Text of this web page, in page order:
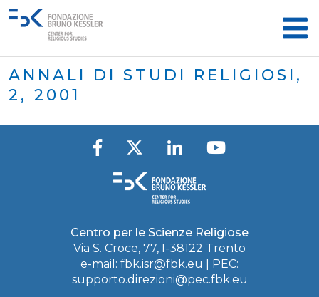
ANNALI DI STUDI RELIGIOSI,
2, 2001
Centro per le Scienze Religiose
Via S. Croce, 77, I-38122 Trento
e-mail: fbk.isr@fbk.eu
| PEC:
supporto.direzioni@pec.fbk.eu